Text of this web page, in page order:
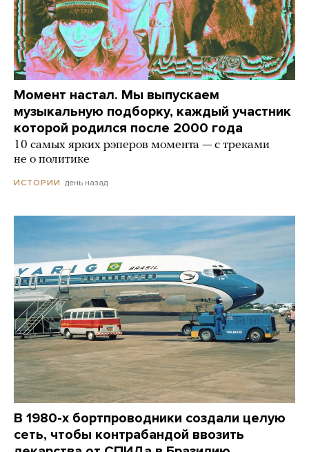
Момент настал. Мы выпускаем
музыкальную подборку, каждый участник
которой родился после 2000 года
10 самых ярких рэперов момента — с треками
не о политике
ИСТОРИИ день назад
В 1980-х бортпроводники создали целую
сеть, чтобы контрабандой ввозить